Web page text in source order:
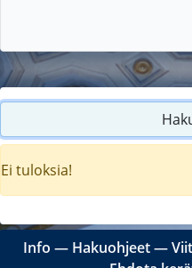
Ei tuloksia!
Info ― Hakuohjeet―